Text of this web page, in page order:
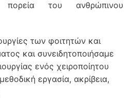
του ανθρώπινου
των φοιτητών και
και συνειδητοποιήσαμε
ενός χειροποίητου
εργασία, ακρίβεια,